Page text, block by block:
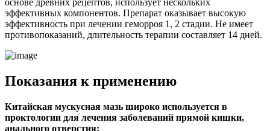
эффективных компонентов. Препарат оказывает высокую
эффективность при лечении геморроя 1, 2 стадии. Не имеет
противопоказаний, длительность терапии составляет 14 дней.
Показания к применению
Китайская мускусная мазь широко используется в
проктологии для лечения заболеваний прямой кишки,
анального отверстия: